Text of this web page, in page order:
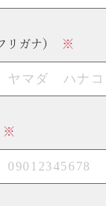
リガナ）